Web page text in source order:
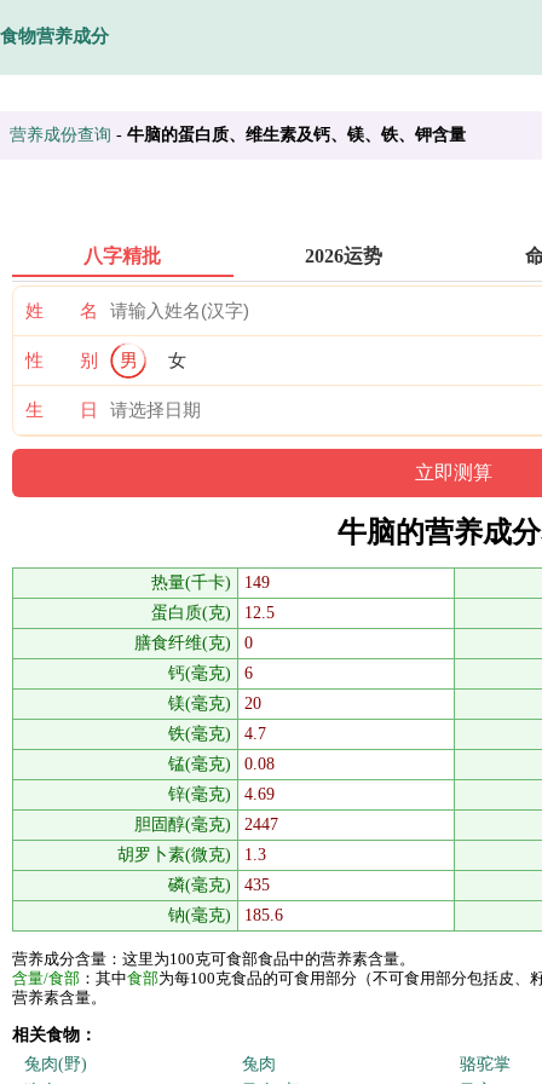
食物营养成分
营养成份查询 - 牛脑的蛋白质、维生素及钙、镁、铁、钾含量
八字精批 2026运势
姓 名
性 别 男 女
生 日
牛脑的营养成
热量(千卡)
149
蛋白质(克)
12.5
膳食纤维(克)
0
钙(毫克)
6
镁(毫克)
20
铁(毫克)
4.7
锰(毫克)
0.08
锌(毫克)
4.69
胆固醇(毫克)
2447
胡罗卜素(微克)
1.3
磷(毫克)
435
钠(毫克)
185.6
营养成分含量：这里为100克可食部食品中的营养素含量。
含量/食部 ：其中食部为每100克食品的可食用部分（不可食用部分包括皮、
营养素含量。
相关食物：
兔肉(野)
兔肉
骆驼掌